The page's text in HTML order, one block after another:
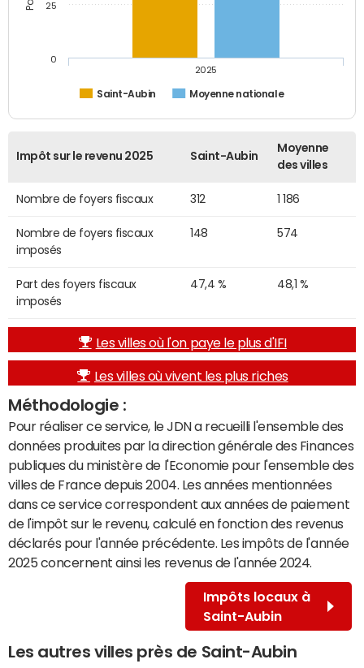
Saint-Aubin Moyenne nationale
2025
0
25
Impôt sur le revenu 2025 Saint-Aubin
Moyenne
des villes
Nombre de foyers fiscaux 312 1 186
Nombre de foyers fiscaux
imposés
148 574
Part des foyers fiscaux
imposés
47,4 % 48,1 %
Les villes où l'on paye le plus d'IFI
Les villes où vivent les plus riches
Méthodologie :
Pour réaliser ce service, le JDN a recueilli l'ensemble des
données produites par la direction générale des Finances
publiques du ministère de l'Economie pour l'ensemble des
villes de France depuis 2004. Les années mentionnées
dans ce service correspondent aux années de paiement
de l'impôt sur le revenu, calculé en fonction des revenus
déclarés pour l'année précédente. Les impôts de l'année
2025 concernent ainsi les revenus de l'année 2024.
Impôts locaux à
Saint-Aubin
Les autres villes près de Saint-Aubin